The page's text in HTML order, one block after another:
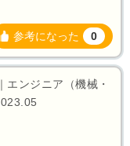
参考になった 0
エンジニア（機械・